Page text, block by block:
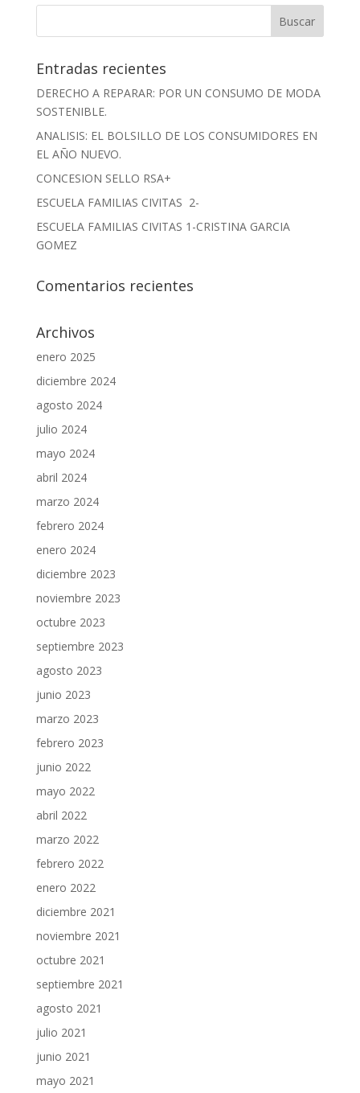
Entradas recientes
DERECHO A REPARAR: POR UN CONSUMO DE MODA
SOSTENIBLE.
ANALISIS: EL BOLSILLO DE LOS CONSUMIDORES EN
EL AÑO NUEVO.
CONCESION SELLO RSA+
ESCUELA FAMILIAS CIVITAS 2-
ESCUELA FAMILIAS CIVITAS 1-CRISTINA GARCIA
GOMEZ
Comentarios recientes
Archivos
enero 2025
diciembre 2024
agosto 2024
julio 2024
mayo 2024
abril 2024
marzo 2024
febrero 2024
enero 2024
diciembre 2023
noviembre 2023
octubre 2023
septiembre 2023
agosto 2023
junio 2023
marzo 2023
febrero 2023
junio 2022
mayo 2022
abril 2022
marzo 2022
febrero 2022
enero 2022
diciembre 2021
noviembre 2021
octubre 2021
septiembre 2021
agosto 2021
julio 2021
junio 2021
mayo 2021